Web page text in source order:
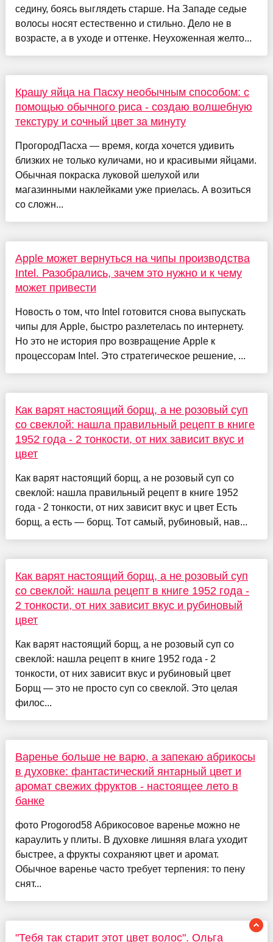
седину, боясь выглядеть старше. На Западе седые
волосы носят естественно и стильно. Дело не в
возрасте, а в уходе и оттенке. Неухоженная желто...
Крашу яйца на Пасху необычным способом: с
помощью обычного риса - создаю волшебную
текстуру и сочный цвет за минуту
ПрогородПасха — время, когда хочется удивить
близких не только куличами, но и красивыми яйцами.
Обычная покраска луковой шелухой или
магазинными наклейками уже приелась. А возиться
со сложн...
Apple может вернуться на чипы производства
Intel. Разобрались, зачем это нужно и к чему
может привести
Новость о том, что Intel готовится снова выпускать
чипы для Apple, быстро разлетелась по интернету.
Но это не история про возвращение Apple к
процессорам Intel. Это стратегическое решение, ...
Как варят настоящий борщ, а не розовый суп
со свеклой: нашла правильный рецепт в книге
1952 года - 2 тонкости, от них зависит вкус и
цвет
Как варят настоящий борщ, а не розовый суп со
свеклой: нашла правильный рецепт в книге 1952
года - 2 тонкости, от них зависит вкус и цвет Есть
борщ, а есть — борщ. Тот самый, рубиновый, нав...
Как варят настоящий борщ, а не розовый суп
со свеклой: нашла рецепт в книге 1952 года -
2 тонкости, от них зависит вкус и рубиновый
цвет
Как варят настоящий борщ, а не розовый суп со
свеклой: нашла рецепт в книге 1952 года - 2
тонкости, от них зависит вкус и рубиновый цвет
Борщ — это не просто суп со свеклой. Это целая
филос...
Варенье больше не варю, а запекаю абрикосы
в духовке: фантастический янтарный цвет и
аромат свежих фруктов - настоящее лето в
банке
фото Progorod58 Абрикосовое варенье можно не
караулить у плиты. В духовке лишняя влага уходит
быстрее, а фрукты сохраняют цвет и аромат.
Обычное варенье часто требует терпения: то пену
снят...
"Тебя так старит этот цвет волос". Ольга